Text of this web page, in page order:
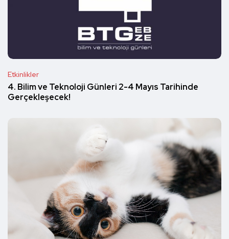
Etkinlikler
4. Bilim ve Teknoloji Günleri 2-4 Mayıs Tarihinde
Gerçekleşecek!